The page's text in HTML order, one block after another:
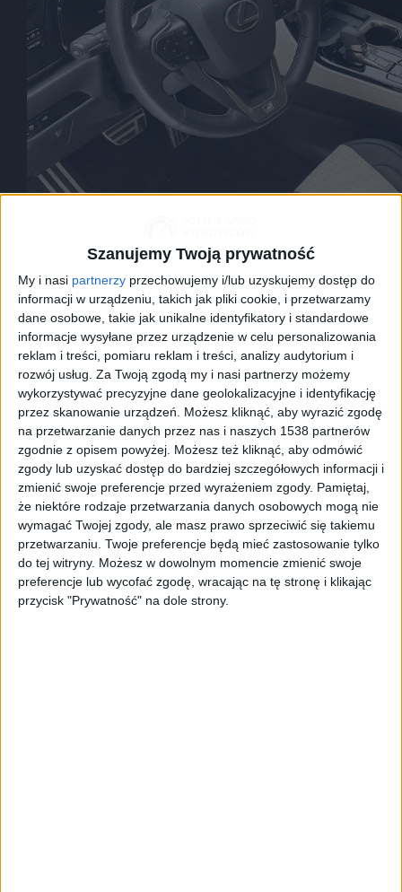
Szanujemy Twoją prywatność
My i nasi partnerzy przechowujemy i/lub uzyskujemy dostęp do
informacji w urządzeniu, takich jak pliki cookie, i przetwarzamy
dane osobowe, takie jak unikalne identyfikatory i standardowe
informacje wysyłane przez urządzenie w celu personalizowania
reklam i treści, pomiaru reklam i treści, analizy audytorium i
rozwój usług. Za Twoją zgodą my i nasi partnerzy możemy
wykorzystywać precyzyjne dane geolokalizacyjne i identyfikację
przez skanowanie urządzeń. Możesz kliknąć, aby wyrazić zgodę
na przetwarzanie danych przez nas i naszych 1538 partnerów
zgodnie z opisem powyżej. Możesz też kliknąć, aby odmówić
zgody lub uzyskać dostęp do bardziej szczegółowych informacji i
zmienić swoje preferencje przed wyrażeniem zgody. Pamiętaj,
że niektóre rodzaje przetwarzania danych osobowych mogą nie
wymagać Twojej zgody, ale masz prawo sprzeciwić się takiemu
przetwarzaniu. Twoje preferencje będą mieć zastosowanie tylko
do tej witryny. Możesz w dowolnym momencie zmienić swoje
preferencje lub wycofać zgodę, wracając na tę stronę i klikając
przycisk "Prywatność" na dole strony.
LEXUS NX 350h/ K.Marcinowicz
Wnętrze NXa to przede wszystkim wielki
w stronę kierowcy, który siadając w fotelu, może
za lejce i ujarzmia całe 243KM generowane z 2,5
hybrydowym. Muszę przyznać, że ta pokaźna
podróżować samochodem szybko i dynamicznie.
Od 0 do 100km/h auto rozpędza się w 7,7s. Mamy tu
nie jest to rasowa terenówka, ale spokojnie i bez
bezdroża i błoto na bocznych drogach. Takie
Wracając do wnętrza. W tej wersji jest dość
tapicerkę na fotelach. Opinie są skrajnie podzielone -
skarpety, inni, że wygląda super sportowo.
udało się zapewnienie kierowcy komfortu